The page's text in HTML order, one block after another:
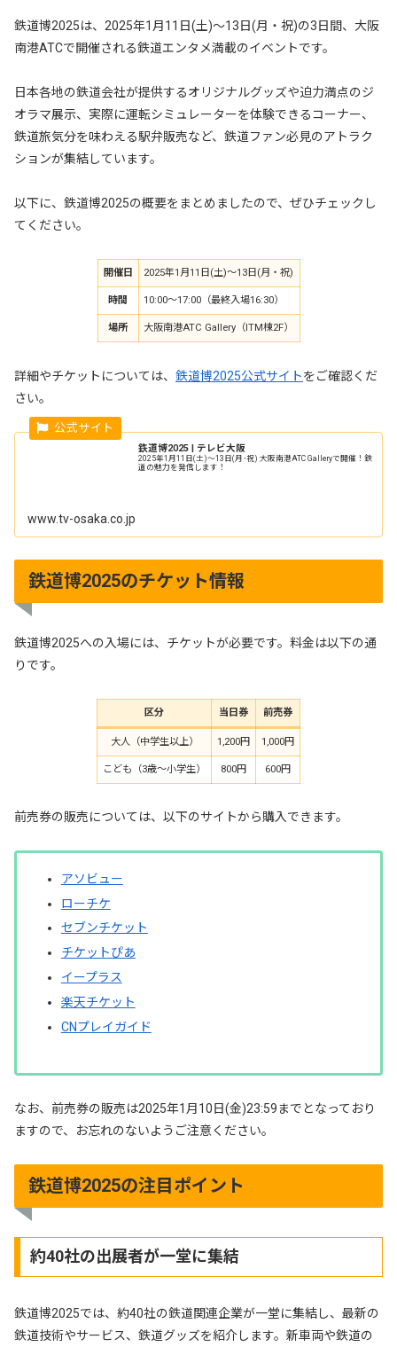
鉄道博2025は、2025年1月11日(土)～13日(月・祝)の3日間、大阪
南港ATCで開催される鉄道エンタメ満載のイベントです。
日本各地の鉄道会社が提供するオリジナルグッズや迫力満点のジ
オラマ展示、実際に運転シミュレーターを体験できるコーナー、
鉄道旅気分を味わえる駅弁販売など、鉄道ファン必見のアトラク
ションが集結しています。
以下に、鉄道博2025の概要をまとめましたので、ぜひチェックし
てください。
開催日 2025年1月11日(土)～13日(月・祝)
時間 10:00～17:00（最終入場16:30）
場所 大阪南港ATC Gallery（ITM棟2F）
詳細やチケットについては、 鉄道博2025公式サイトをご確認くだ
さい。
鉃道博2025 | テレビ大阪
2025年1月11日(土)～13日(月･祝) 大阪南港ATC Galleryで開催！鉄
道の魅力を発信します！
www.tv-osaka.co.jp
鉄道博2025のチケット情報
鉄道博2025への入場には、チケットが必要です。料金は以下の通
りです。
区分 当日券 前売券
大人（中学生以上） 1,200円 1,000円
こども（3歳～小学生） 800円 600円
前売券の販売については、以下のサイトから購入できます。
アソビュー
ローチケ
セブンチケット
チケットぴあ
イープラス
楽天チケット
CNプレイガイド
なお、前売券の販売は2025年1月10日(金)23:59までとなっており
ますので、お忘れのないようご注意ください。
鉄道博2025の注目ポイント
約40社の出展者が一堂に集結
鉄道博2025では、約40社の鉄道関連企業が一堂に集結し、最新の
鉄道技術やサービス、鉄道グッズを紹介します。新車両や鉄道の